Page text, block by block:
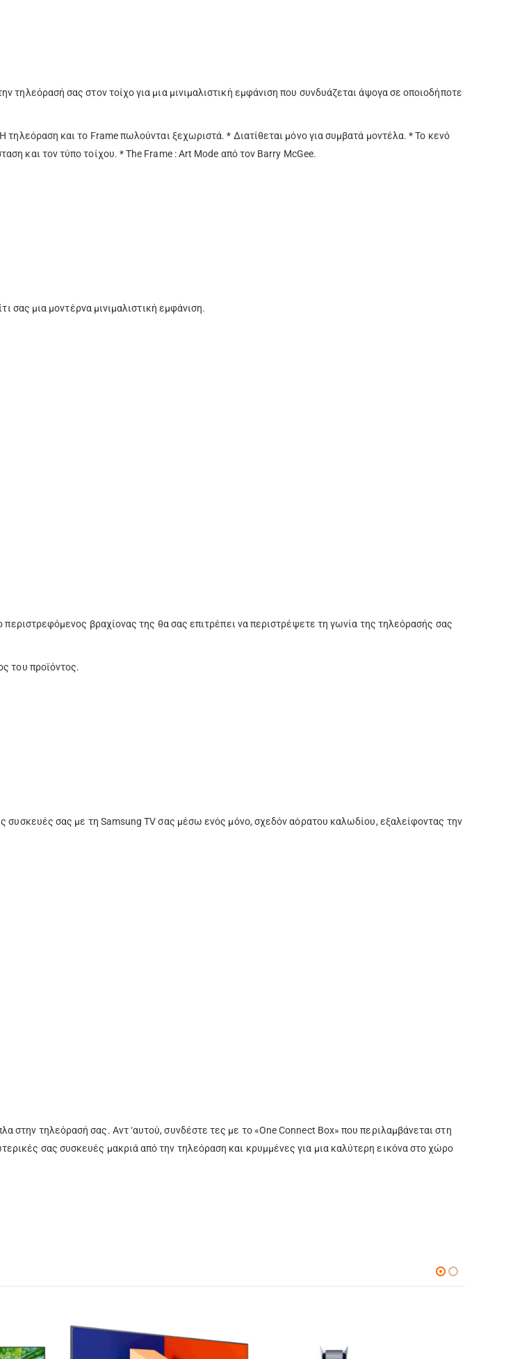
σας στον τοίχο για μια μινιμαλιστική εμφάνιση που συνδυάζεται άψογα σε οποιοδήποτε
και το Frame πωλούνται ξεχωριστά. * Διατίθεται μόνο για συμβατά μοντέλα. * Το κενό
και τον τύπο τοίχου. * The Frame : Art Mode από τον Barry McGee.
σας μια μοντέρνα μινιμαλιστική εμφάνιση.
βραχίονας της θα σας επιτρέπει να περιστρέψετε τη γωνία της τηλεόρασής σας
του προϊόντος.
συσκευές σας με τη Samsung TV σας μέσω ενός μόνο, σχεδόν αόρατου καλωδίου, εξαλείφοντας την
στην τηλεόρασή σας. Αντ ‘αυτού, συνδέστε τες με το «One Connect Box» που περιλαμβάνεται στη
σας συσκευές μακριά από την τηλεόραση και κρυμμένες για μια καλύτερη εικόνα στο χώρο